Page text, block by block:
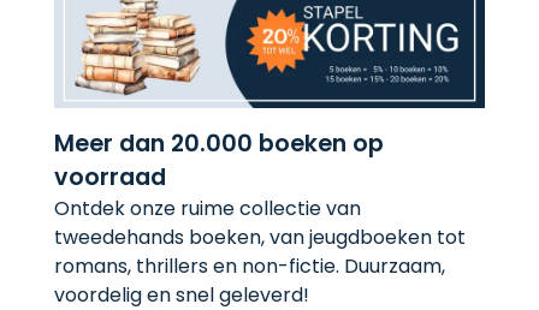
Meer dan 20.000 boeken op
voorraad
Ontdek onze ruime collectie van
tweedehands boeken, van jeugdboeken tot
romans, thrillers en non-fictie. Duurzaam,
voordelig en snel geleverd!